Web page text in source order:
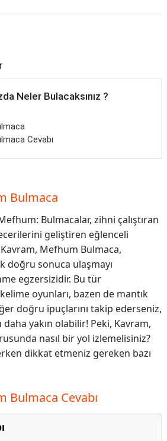
Neler Bulacaksınız ?
Cevabı
Bulmaca
Bulmacalar, zihni çalıştıran
geliştiren eğlenceli
Mefhum Bulmaca,
doğru sonuca ulaşmayı
egzersizidir. Bu tür
oyunları, bazen de mantık
doğru ipuçlarını takip ederseniz,
daha yakın olabilir! Peki, Kavram,
nasıl bir yol izlemelisiniz?
dikkat etmeniz gereken bazı
Bulmaca Cevabı